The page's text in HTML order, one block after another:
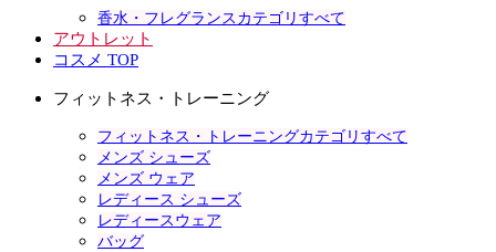
香水・フレグランスカテゴリすべて
アウトレット
コスメ TOP
フィットネス・トレーニング
フィットネス・トレーニングカテゴリすべて
メンズ シューズ
メンズ ウェア
レディース シューズ
レディースウェア
バッグ